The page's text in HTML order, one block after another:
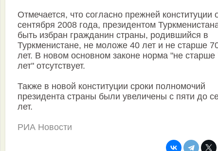
Отмечается, что согласно прежней конституции
сентября 2008 года, президентом
быть избран гражданин страны, родившийся в
Туркменистане, не моложе 40 лет и не старше
лет. В новом основном законе норма "не старше
лет" отсутствует.
Также в новой конституции сроки полномочий
президента страны были увеличены с пяти до
лет.
РИА Новости